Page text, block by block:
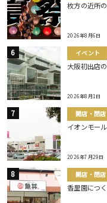
枚方の近所
2026年8月6日
イベント
大阪初出店
2026年8月1日
開店・閉店
イオンモー
2026年7月29日
開店・閉店
香里園につ